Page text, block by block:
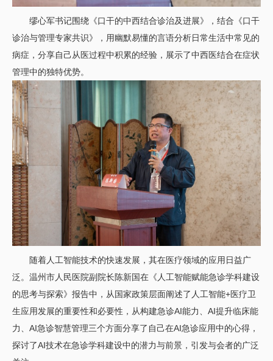
缪心军书记围绕《口干的中西结合诊治及进展》，结合《口干
诊治与管理专家共识》，用幽默易懂的言语分析日常生活中常见的
病症，分享自己从医过程中积累的经验，展示了中西医结合在症状
管理中的独特优势。
随着人工智能技术的快速发展，其在医疗领域的应用日益广
泛。温州市人民医院副院长陈新国在《人工智能赋能急诊学科建设
的思考与探索》报告中，从国家政策层面阐述了人工智能+医疗卫
生应用发展的重要性和必要性，从构建急诊AI能力、AI提升临床能
力、AI急诊智慧管理三个方面分享了自己在AI急诊应用中的心得，
探讨了AI技术在急诊学科建设中的潜力与前景，引发与会者的广泛